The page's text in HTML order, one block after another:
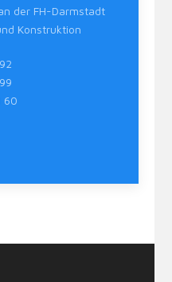
der FH-Darmstadt
Konstruktion
60